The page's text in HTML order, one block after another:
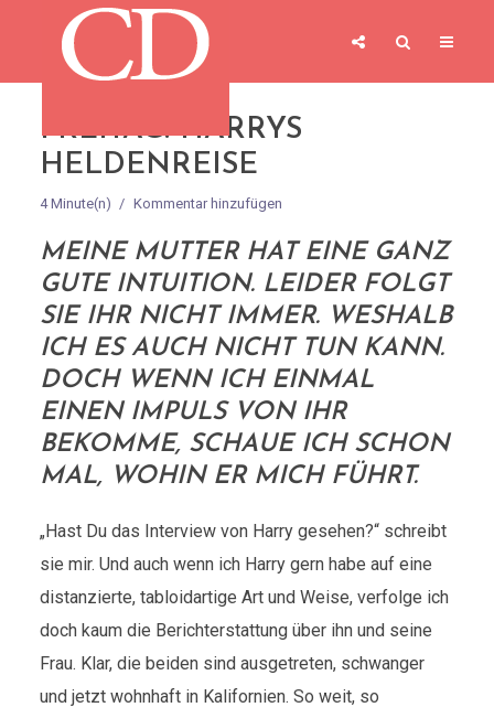
FREITAG: HARRYS
HELDENREISE
4 Minute(n) Kommentar hinzufügen
MEINE MUTTER HAT EINE GANZ
GUTE INTUITION. LEIDER FOLGT
SIE IHR NICHT IMMER. WESHALB
ICH ES AUCH NICHT TUN KANN.
DOCH WENN ICH EINMAL
EINEN IMPULS VON IHR
BEKOMME, SCHAUE ICH SCHON
MAL, WOHIN ER MICH FÜHRT.
„Hast Du das Interview von Harry gesehen?“ schreibt
sie mir. Und auch wenn ich Harry gern habe auf eine
distanzierte, tabloidartige Art und Weise, verfolge ich
doch kaum die Berichterstattung über ihn und seine
Frau. Klar, die beiden sind ausgetreten, schwanger
und jetzt wohnhaft in Kalifornien. So weit, so